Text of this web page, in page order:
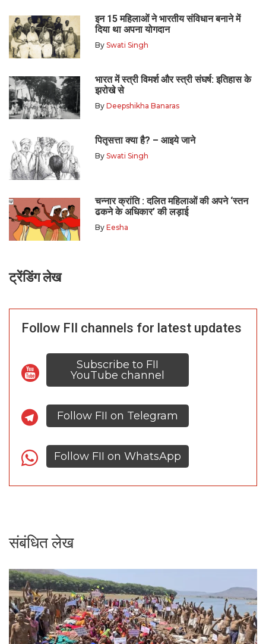
इन 15 महिलाओं ने भारतीय संविधान बनाने में
दिया था अपना योगदान
By Swati Singh
भारत में स्त्री विमर्श और स्त्री संघर्ष: इतिहास के
झरोखे से
By Deepshikha Banaras
पितृसत्ता क्या है? – आइये जाने
By Swati Singh
चन्नार क्रांति : दलित महिलाओं की अपने ‘स्तन
ढकने के अधिकार’ की लड़ाई
By Eesha
ट्रेंडिंग लेख
Follow FII channels for latest updates
Subscribe to FII
YouTube channel
Follow FII on Telegram
Follow FII on WhatsApp
संबंधित लेख